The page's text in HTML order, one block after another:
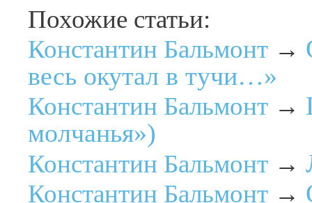
Похожие статьи:
Константин Бальмонт →
весь окутал в тучи…»
Константин Бальмонт →
молчанья»)
Константин Бальмонт →
Константин Бальмонт →